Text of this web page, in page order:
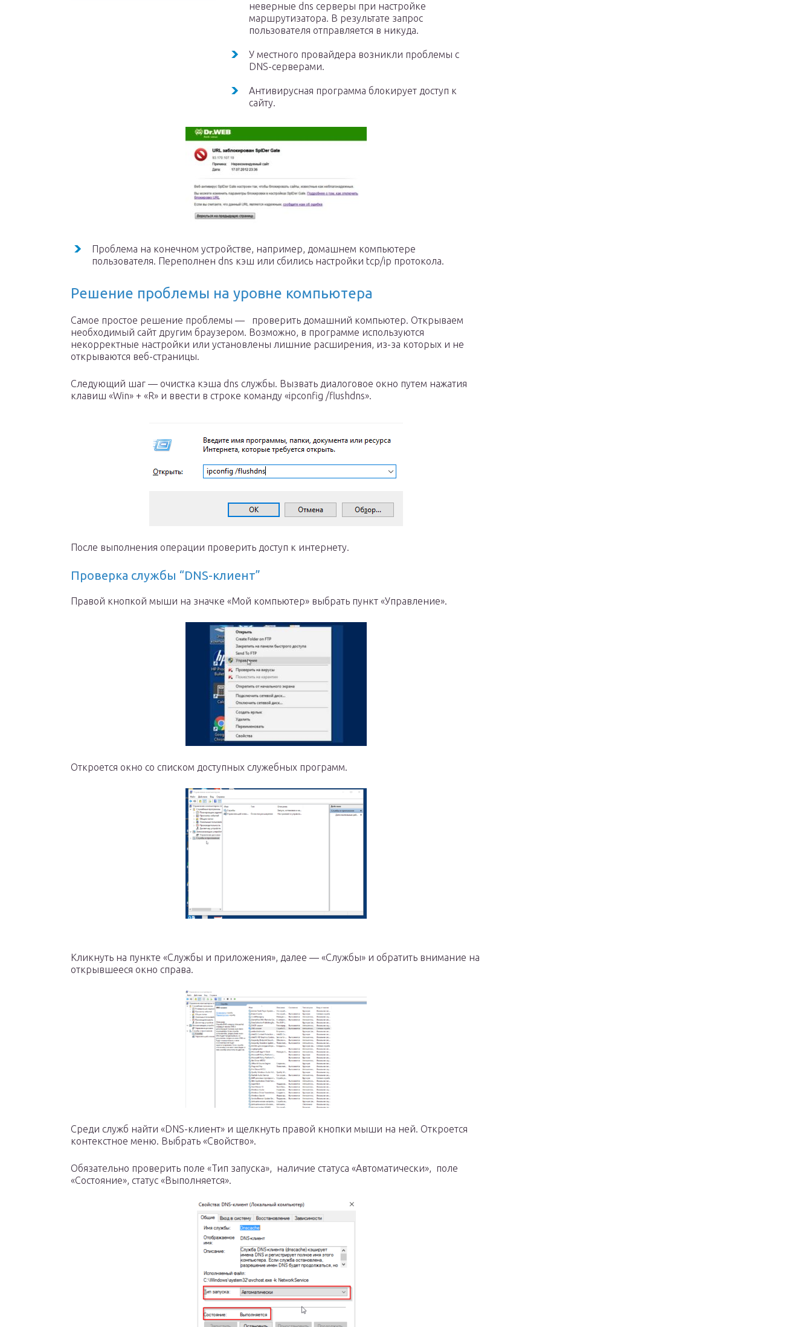
неверные dns серверы при настройке
маршрутизатора. В результате запрос
пользователя отправляется в никуда.
У местного провайдера возникли проблемы с
DNS-серверами.
Антивирусная программа блокирует доступ к
сайту.
Проблема на конечном устройстве, например, домашнем компьютере
пользователя. Переполнен dns кэш или сбились настройки tcp/ip протокола.
Решение проблемы на уровне компьютера
Самое простое решение проблемы — проверить домашний компьютер. Открываем
необходимый сайт другим браузером. Возможно, в программе используются
некорректные настройки или установлены лишние расширения, из-за которых и не
открываются веб-страницы.
Следующий шаг — очистка кэша dns службы. Вызвать диалоговое окно путем нажатия
клавиш «Win» + «R» и ввести в строке команду «ipconfig /flushdns».
После выполнения операции проверить доступ к интернету.
Проверка службы “DNS-клиент”
Правой кнопкой мыши на значке «Мой компьютер» выбрать пункт «Управление».
Откроется окно со списком доступных служебных программ.
Кликнуть на пункте «Службы и приложения», далее — «Службы» и обратить внимание на
открывшееся окно справа.
Среди служб найти «DNS-клиент» и щелкнуть правой кнопки мыши на ней. Откроется
контекстное меню. Выбрать «Свойство».
Обязательно проверить поле «Тип запуска», наличие статуса «Автоматически», поле
«Состояние», статус «Выполняется».